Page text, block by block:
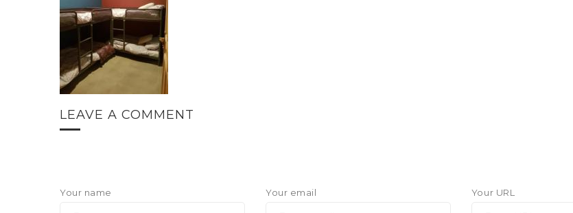
LEAVE A COMMENT
Your name Your email Your URL